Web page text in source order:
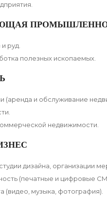
руд.
полезных ископаемых.
(аренда и обслуживание
недвижимости.
дизайна, организации
(печатные и цифровые
(видео, музыка, фотография).